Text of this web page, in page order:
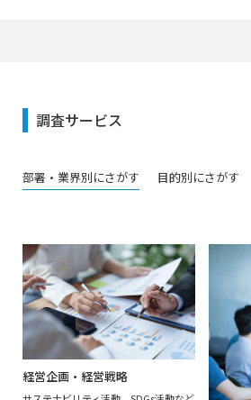
調査サービス
部署・業界別にさがす 目的別にさがす
経営企画・経営戦略